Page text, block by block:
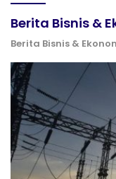
Berita Bisnis &
Berita Bisnis &